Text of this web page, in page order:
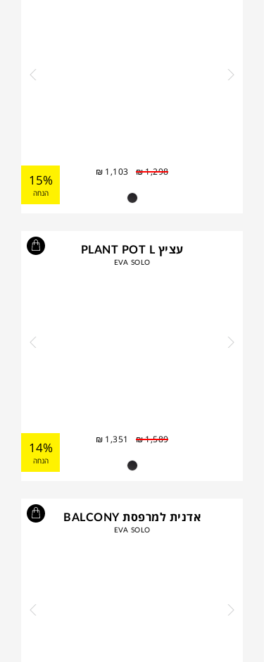
₪1,298
₪ 1,103
15%
הנחה
עציץ PLANT POT L
EVA SOLO
₪1,589
₪ 1,351
14%
הנחה
אדנית למרפסת BALCONY
EVA SOLO